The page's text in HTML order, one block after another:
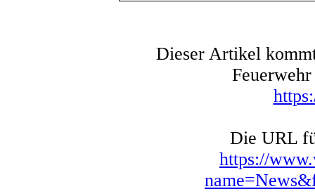
Dieser Artikel
Die URL
https://